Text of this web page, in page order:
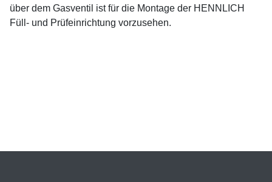
über dem Gasventil ist für die Montage der HENNLICH
Füll- und Prüfeinrichtung vorzusehen.